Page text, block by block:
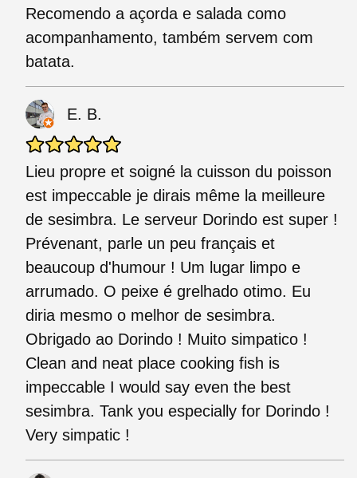
Recomendo a açorda e salada como
acompanhamento, também servem com
batata.
E. B.
Lieu propre et soigné la cuisson du poisson
est impeccable je dirais même la meilleure
de sesimbra. Le serveur Dorindo est super !
Prévenant, parle un peu français et
beaucoup d'humour ! Um lugar limpo e
arrumado. O peixe é grelhado otimo. Eu
diria mesmo o melhor de sesimbra.
Obrigado ao Dorindo ! Muito simpatico !
Clean and neat place cooking fish is
impeccable I would say even the best
sesimbra. Tank you especially for Dorindo !
Very simpatic !